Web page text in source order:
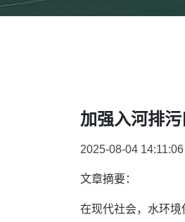
加强入河排
2025-08-04 14:11:06
文章摘要：
在现代社会，水环